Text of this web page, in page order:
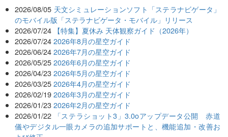
2026/08/05 天文シミュレーションソフト「ステラナビゲータ」
のモバイル版「ステラナビゲータ・モバイル」リリース
2026/07/24 【特集】夏休み 天体観察ガイド（2026年）
2026/07/24 2026年8月の星空ガイド
2026/06/24 2026年7月の星空ガイド
2026/05/25 2026年6月の星空ガイド
2026/04/23 2026年5月の星空ガイド
2026/03/25 2026年4月の星空ガイド
2026/02/19 2026年3月の星空ガイド
2026/01/23 2026年2月の星空ガイド
2026/01/22
「ステラショット3」3.0oアップデータ公開 赤道
儀やデジタル一眼カメラの追加サポートと、機能追加・改善お